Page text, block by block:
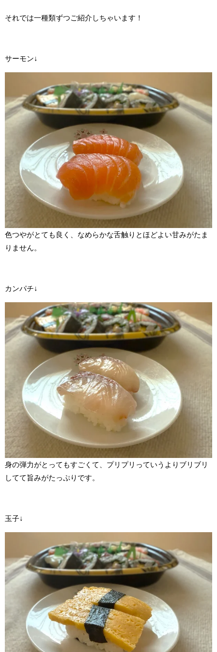
それでは一種類ずつご紹介しちゃいます！
サーモン↓
色つやがとても良く、なめらかな舌触りとほどよい甘みがたま
りません。
カンパチ↓
身の弾力がとってもすごくて、プリプリっていうよりブリブリ
してて旨みがたっぷりです。
玉子↓